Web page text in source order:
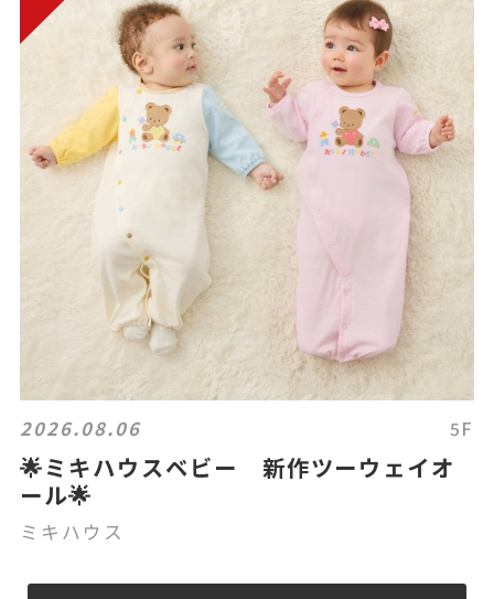
2026.08.06 5F
🌟ミキハウスベビー 新作ツーウェイオ
ール🌟
ミキハウス